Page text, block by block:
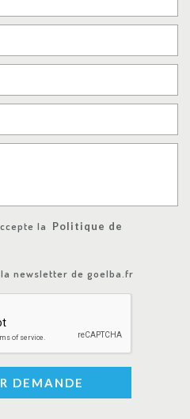
la
Politique de
newsletter de goelba.fr
DEMANDE